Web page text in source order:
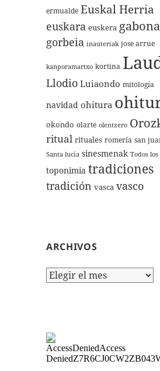
ermualde Euskal Herria
euskara euskera
gorbeia inauteriak jose arrue
kanporamartxo kortina
Llodio Luiaondo mitología
navidad ohitura
okondo olarte olentzero
ritual rituales romería san
Santa lucía sinesmenak Todos los
toponimia tradiciones
tradición vasca vasco
ARCHIVOS
Archivos